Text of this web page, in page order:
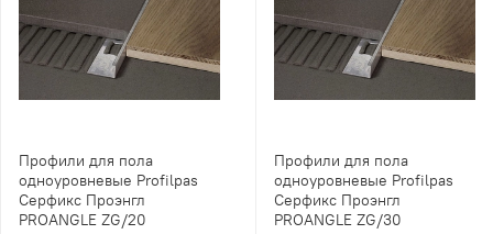
Профили для пола
одноуровневые Profilpas
Серфикс Проэнгл
PROANGLE ZG/20
Профили для пола
одноуровневые Profilpas
Серфикс Проэнгл
PROANGLE ZG/30